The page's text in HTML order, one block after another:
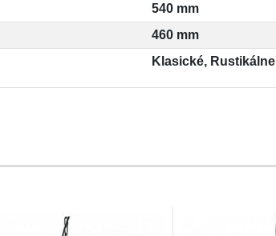
540 mm
460 mm
Klasické, Rustikálne